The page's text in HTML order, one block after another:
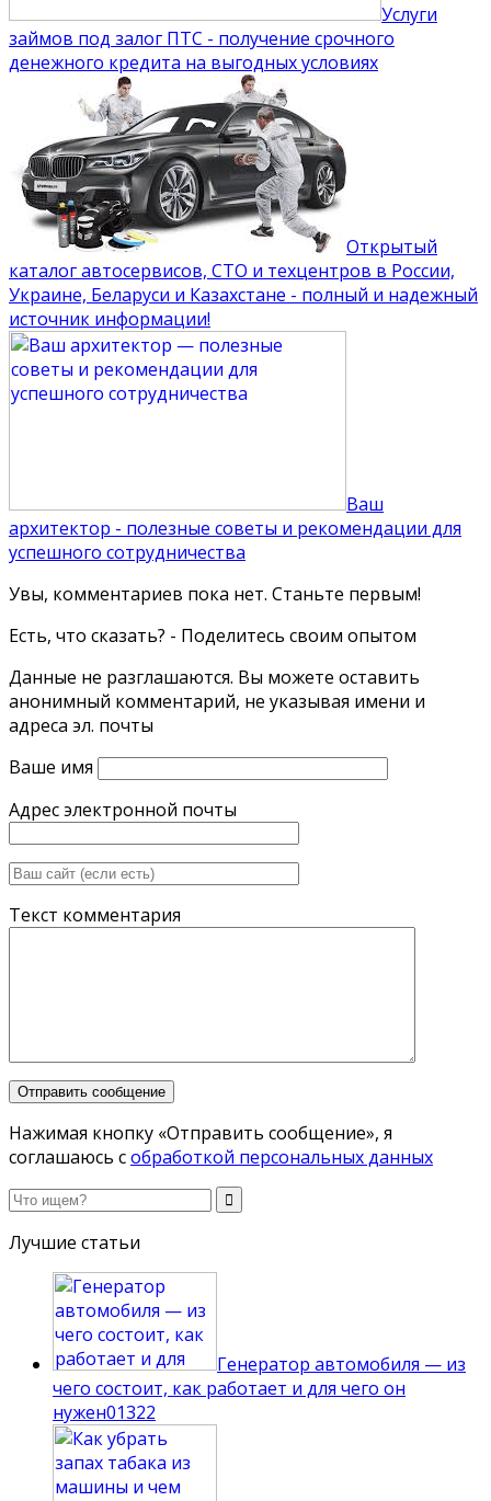
Услуги
займов под залог ПТС - получение срочного
денежного кредита на выгодных условиях
Открытый
каталог автосервисов, СТО и техцентров в России,
Украине, Беларуси и Казахстане - полный и надежный
источник информации!
Ваш
архитектор - полезные советы и рекомендации для
успешного сотрудничества
Увы, комментариев пока нет. Станьте первым!
Есть, что сказать? - Поделитесь своим опытом
Данные не разглашаются. Вы можете оставить
анонимный комментарий, не указывая имени и
адреса эл. почты
Ваше имя
Адрес электронной почты
Текст комментария
Нажимая кнопку «Отправить сообщение», я
соглашаюсь собработкой персональных данных
Лучшие статьи
Генератор автомобиля — из
чего состоит, как работает и для чего он
нужен01322